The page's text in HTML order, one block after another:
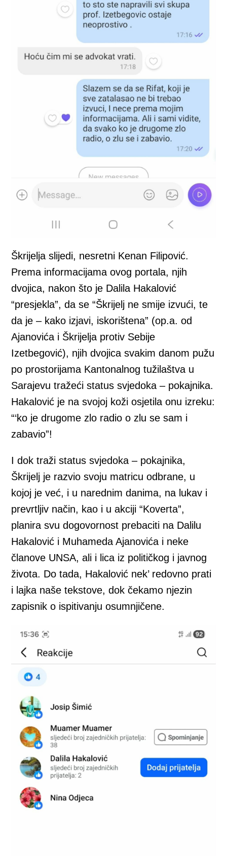
Škrijelja slijedi, nesretni Kenan Filipović.
Prema informacijama ovog portala, njih
dvojica, nakon što je Dalila Hakalović
“presjekla”, da se “Škrijelj ne smije izvući, te
da je – kako izjavi, iskorištena” (op.a. od
Ajanovića i Škrijelja protiv Sebije
Izetbegović), njih dvojica svakim danom pužu
po prostorijama Kantonalnog tužilaštva u
Sarajevu tražeći status svjedoka – pokajnika.
Hakalović je na svojoj koži osjetila onu izreku:
“‘ko je drugome zlo radio o zlu se sam i
zabavio”!
I dok traži status svjedoka – pokajnika,
Škrijelj je razvio svoju matricu odbrane, u
kojoj je već, i u narednim danima, na lukav i
prevrtljiv način, kao i u akciji “Koverta”,
planira svu dogovornost prebaciti na Dalilu
Hakalović i Muhameda Ajanovića i neke
članove UNSA, ali i lica iz političkog i javnog
života. Do tada, Hakalović nek’ redovno prati
i lajka naše tekstove, dok čekamo njezin
zapisnik o ispitivanju osumnjičene.